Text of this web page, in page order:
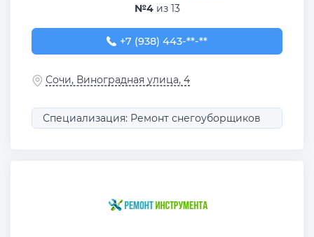
№4из 13
+7 (938) 443-45-55
+7 (938) 443-**-**
Сочи, Виноградная улица, 4
Специализация: Ремонт снегоуборщиков